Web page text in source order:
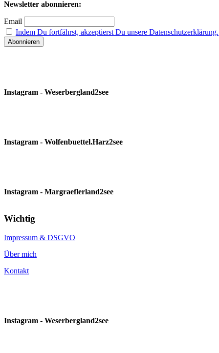
Newsletter abonnieren:
Email
Indem Du fortfährst, akzeptierst Du unsere Datenschutzerklärung.
Instagram - Weserbergland2see
Instagram - Wolfenbuettel.Harz2see
Instagram - Margraeflerland2see
Wichtig
Impressum & DSGVO
Über mich
Kontakt
Instagram - Weserbergland2see